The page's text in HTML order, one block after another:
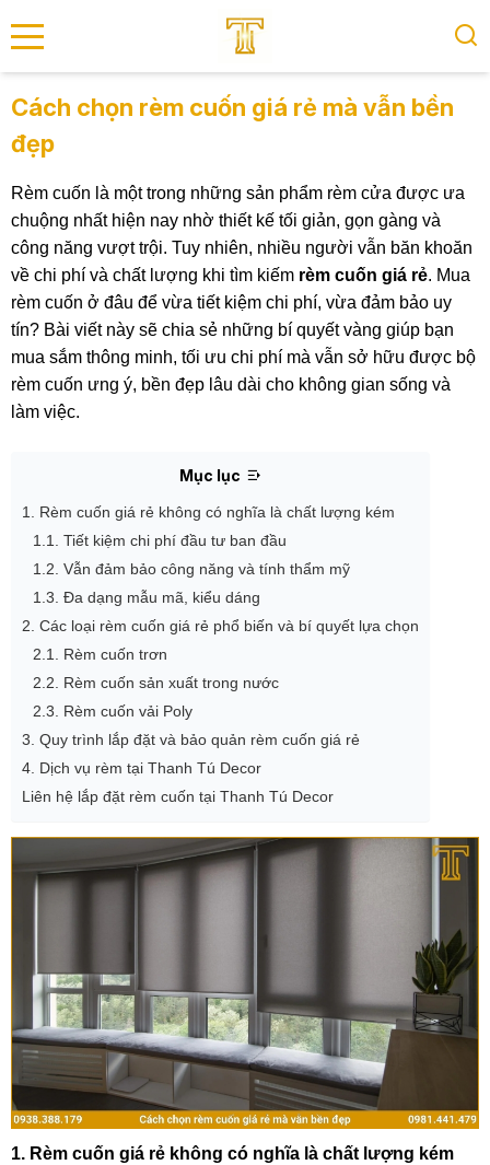
menu
Cách chọn rèm cuốn giá rẻ mà vẫn bền
đẹp
Rèm cuốn là một trong những sản phẩm rèm cửa được ưa
chuộng nhất hiện nay nhờ thiết kế tối giản, gọn gàng và
công năng vượt trội. Tuy nhiên, nhiều người vẫn băn khoăn
về chi phí và chất lượng khi tìm kiếm rèm cuốn giá rẻ. Mua
rèm cuốn ở đâu để vừa tiết kiệm chi phí, vừa đảm bảo uy
tín? Bài viết này sẽ chia sẻ những bí quyết vàng giúp bạn
mua sắm thông minh, tối ưu chi phí mà vẫn sở hữu được bộ
rèm cuốn ưng ý, bền đẹp lâu dài cho không gian sống và
làm việc.
Mục lục
1. Rèm cuốn giá rẻ không có nghĩa là chất lượng kém
1.1. Tiết kiệm chi phí đầu tư ban đầu
1.2. Vẫn đảm bảo công năng và tính thẩm mỹ
1.3. Đa dạng mẫu mã, kiểu dáng
2. Các loại rèm cuốn giá rẻ phổ biến và bí quyết lựa chọn
2.1. Rèm cuốn trơn
2.2. Rèm cuốn sản xuất trong nước
2.3. Rèm cuốn vải Poly
3. Quy trình lắp đặt và bảo quản rèm cuốn giá rẻ
4. Dịch vụ rèm tại Thanh Tú Decor
Liên hệ lắp đặt rèm cuốn tại Thanh Tú Decor
1. Rèm cuốn giá rẻ không có nghĩa là chất lượng kém